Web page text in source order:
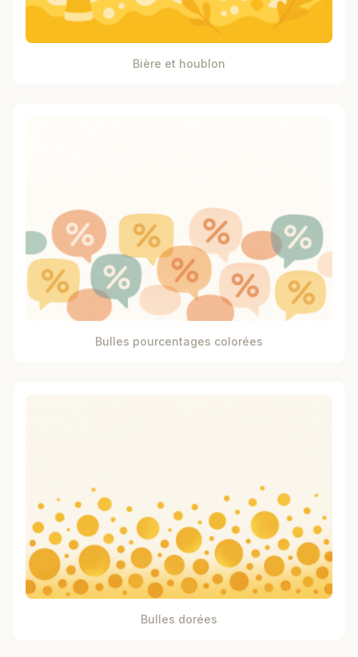
Bière et houblon
Bulles pourcentages colorées
Bulles dorées